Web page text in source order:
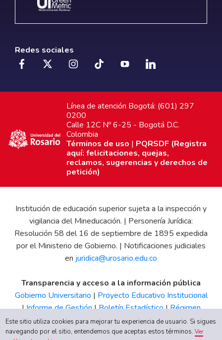
Redes sociales
Línea de atención Bogotá: (601) 297
0200
Calle 12C Nº 6-25 - Bogotá D.C.
Colombia
Términos de uso | PQRSDF (Registra
aquí: felicitaciones, quejas,
reclamos, sugerencias y derechos de
petición)
Institución de educación superior sujeta a la inspección y
vigilancia del Mineducación. | Personería Jurídica:
Resolución 58 del 16 de septiembre de 1895 expedida
por el Ministerio de Gobierno. | Notificaciones judiciales
en juridica@urosario.edu.co
Transparencia y acceso a la información pública
Gobierno Universitario | Proyecto Educativo Institucional
|Informe de Gestión|Boletín Estadístico|Régimen
Tributario|Estados Financieros |Código de Ética| Canal
de Integridad UR
Este sitio utiliza cookies para mejorar tu experiencia de usuario. Si sigues
navegando por el sitio, entendemos que aceptas estos términos.Ver